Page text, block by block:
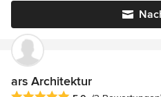
ars Architektur